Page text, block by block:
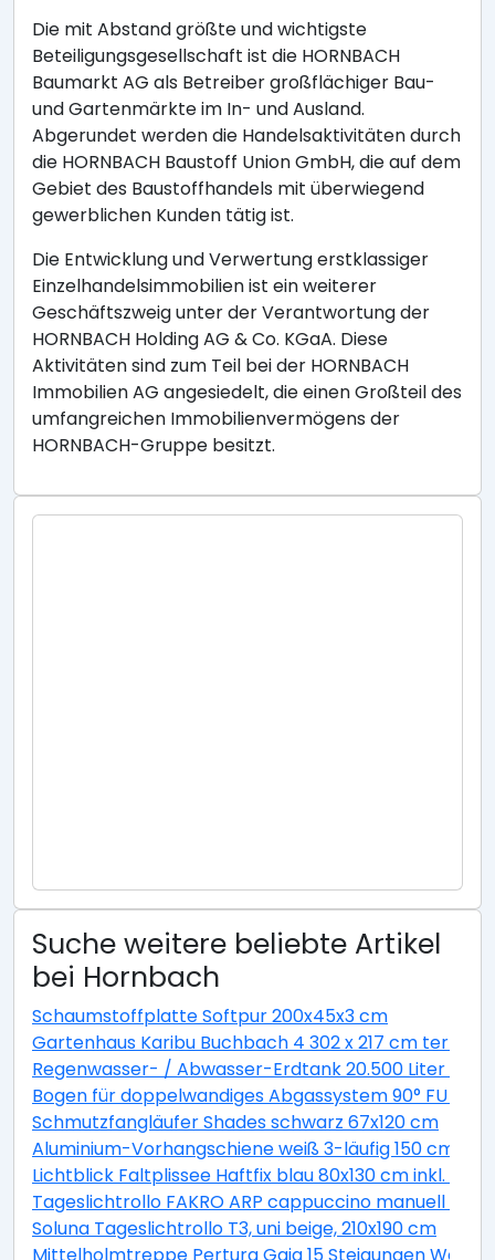
Die mit Abstand größte und wichtigste
Beteiligungsgesellschaft ist die HORNBACH
Baumarkt AG als Betreiber großflächiger Bau-
und Gartenmärkte im In- und Ausland.
Abgerundet werden die Handelsaktivitäten durch
die HORNBACH Baustoff Union GmbH, die auf dem
Gebiet des Baustoffhandels mit überwiegend
gewerblichen Kunden tätig ist.
Die Entwicklung und Verwertung erstklassiger
Einzelhandelsimmobilien ist ein weiterer
Geschäftszweig unter der Verantwortung der
HORNBACH Holding AG & Co. KGaA. Diese
Aktivitäten sind zum Teil bei der HORNBACH
Immobilien AG angesiedelt, die einen Großteil des
umfangreichen Immobilienvermögens der
HORNBACH-Gruppe besitzt.
Suche weitere beliebte Artikel
bei Hornbach
Schaumstoffplatte Softpur 200x45x3 cm
Gartenhaus Karibu Buchbach 4 302 x 217 cm
Regenwasser- / Abwasser-Erdtank 20.500 Liter GVT
Bogen für doppelwandiges Abgassystem 90° FU
Schmutzfangläufer Shades schwarz 67x120 cm
Aluminium-Vorhangschiene weiß 3-läufig 150 cm
Lichtblick Faltplissee Haftfix blau 80x130 cm inkl.
Tageslichtrollo FAKRO ARP cappuccino manuell
Soluna Tageslichtrollo T3, uni beige, 210x190 cm